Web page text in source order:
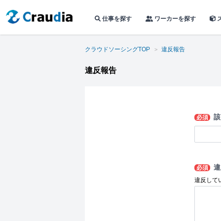
仕事を探す ワーカーを探す
クラウドソーシングTOP 違反報告
違反報告
必須
必須
違反して